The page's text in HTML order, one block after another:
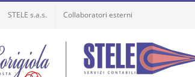
STELE s.a.s. Collaboratori esterni